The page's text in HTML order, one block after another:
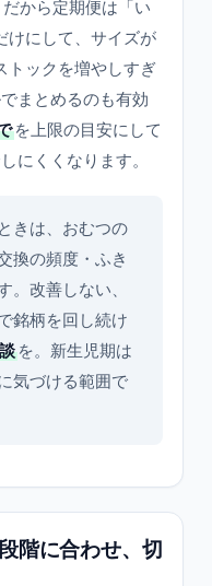
から定期便は「い
けにして、サイズが
トックを増やしすぎ
まとめるのも有効
を上限の目安にして
にくくなります。
きは、おむつの
換の頻度・ふき
。改善しない、
銘柄を回し続け
を。新生児期は
気づける範囲で
階に合わせ、切